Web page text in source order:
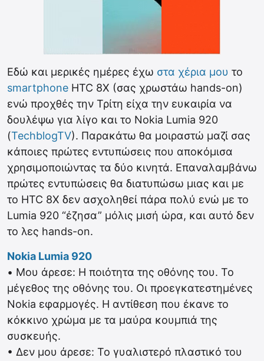
Εδώ και μερικές ημέρες έχω στα χέρια μου το
smartphone HTC 8X (σας χρωστάω hands-on)
ενώ προχθές την Τρίτη είχα την ευκαιρία να
δουλέψω για λίγο και το Nokia Lumia 920
(TechblogTV). Παρακάτω θα μοιραστώ μαζί σας
κάποιες πρώτες εντυπώσεις που αποκόμισα
χρησιμοποιώντας τα δύο κινητά. Επαναλαμβάνω
πρώτες εντυπώσεις θα διατυπώσω μιας και με
το HTC 8X δεν ασχοληθεί πάρα πολύ ενώ με το
Lumia 920 “έζησα” μόλις μισή ώρα, και αυτό δεν
το λες hands-on.
Nokia Lumia 920
• Μου άρεσε: Η ποιότητα της οθόνης του. Το
μέγεθος της οθόνης του. Οι προεγκατεστημένες
Nokia εφαρμογές. Η αντίθεση που έκανε το
κόκκινο χρώμα με τα μαύρα κουμπιά της
συσκευής.
• Δεν μου άρεσε: Το γυαλιστερό πλαστικό του